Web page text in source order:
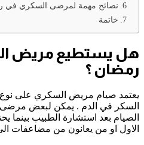
نصائح مهمة لمرضى السكري في
خاتمة
هل يستطيع مريض
رمضان ؟
يعتمد صيام مريض السكري على
السكر في الدم . يمكن لبعض مرضى
الصيام بعد استشارة الطبيب
الاول او من يعانون من مضاعفات